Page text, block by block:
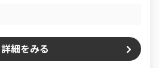
詳細をみる